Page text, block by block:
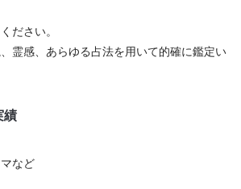
ださい。
霊感、あらゆる占法を用いて的確に鑑定い
績
など